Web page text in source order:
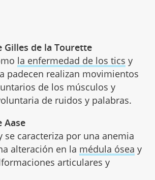
Gilles de la Tourette
la enfermedad de los tics y
padecen realizan movimientos
de los músculos y
de ruidos y palabras.
Aase
se caracteriza por una anemia
alteración en la médula ósea y
articulares y